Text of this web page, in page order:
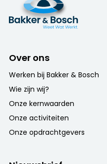
Over ons
Werken bij Bakker & Bosch
Wie zijn wij?
Onze kernwaarden
Onze activiteiten
Onze opdrachtgevers